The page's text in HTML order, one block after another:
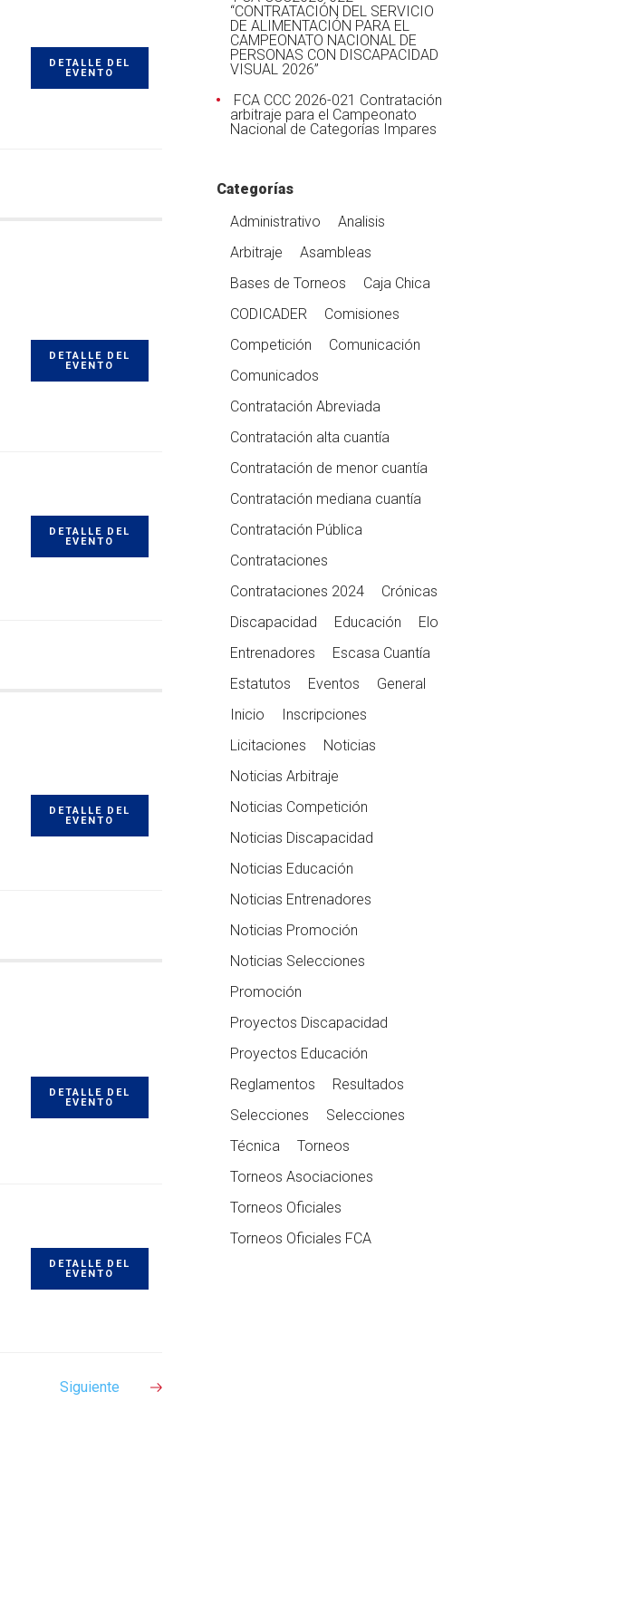
DETALLE DEL
EVENTO
DETALLE DEL
EVENTO
DETALLE DEL
EVENTO
DETALLE DEL
EVENTO
DETALLE DEL
EVENTO
DETALLE DEL
EVENTO
Siguiente
“CONTRATACIÓN DEL SERVICIO
DE ALIMENTACIÓN PARA EL
CAMPEONATO NACIONAL DE
PERSONAS CON DISCAPACIDAD
VISUAL 2026”
FCA CCC 2026-021 Contratación
arbitraje para el Campeonato
Nacional de Categorías Impares
Categorías
Administrativo
Analisis
Arbitraje
Asambleas
Bases de Torneos
Caja Chica
CODICADER
Comisiones
Competición
Comunicación
Comunicados
Contratación Abreviada
Contratación alta cuantía
Contratación de menor cuantía
Contratación mediana cuantía
Contratación Pública
Contrataciones
Contrataciones 2024
Crónicas
Discapacidad
Educación
Elo
Entrenadores
Escasa Cuantía
Estatutos
Eventos
General
Inicio
Inscripciones
Licitaciones
Noticias
Noticias Arbitraje
Noticias Competición
Noticias Discapacidad
Noticias Educación
Noticias Entrenadores
Noticias Promoción
Noticias Selecciones
Promoción
Proyectos Discapacidad
Proyectos Educación
Reglamentos
Resultados
Selecciones
Selecciones
Técnica
Torneos
Torneos Asociaciones
Torneos Oficiales
Torneos Oficiales FCA